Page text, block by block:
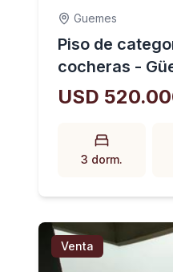
Guemes
Piso de
cocheras -
USD
3 dorm.
Venta